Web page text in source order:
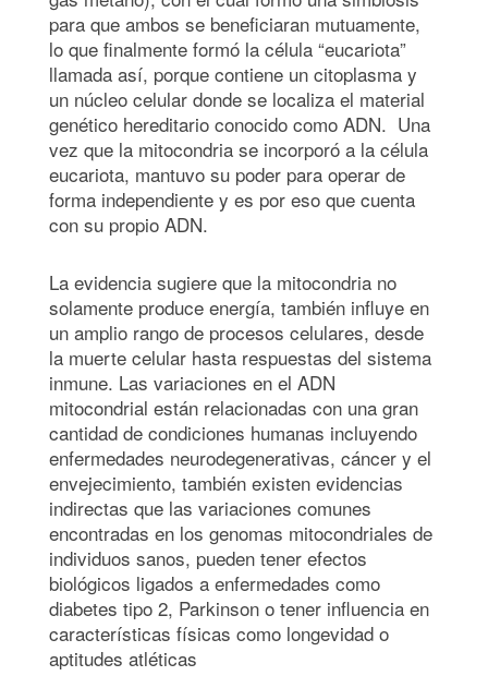
para que ambos se beneficiaran mutuamente,
lo que finalmente formó la célula “eucariota”
llamada así, porque contiene un citoplasma y
un núcleo celular donde se localiza el material
genético hereditario conocido como ADN. Una
vez que la mitocondria se incorporó a la célula
eucariota, mantuvo su poder para operar de
forma independiente y es por eso que cuenta
con su propio ADN.
La evidencia sugiere que la mitocondria no
solamente produce energía, también influye en
un amplio rango de procesos celulares, desde
la muerte celular hasta respuestas del sistema
inmune. Las variaciones en el ADN
mitocondrial están relacionadas con una gran
cantidad de condiciones humanas incluyendo
enfermedades neurodegenerativas, cáncer y el
envejecimiento, también existen evidencias
indirectas que las variaciones comunes
encontradas en los genomas mitocondriales de
individuos sanos, pueden tener efectos
biológicos ligados a enfermedades como
diabetes tipo 2, Parkinson o tener influencia en
características físicas como longevidad o
aptitudes atléticas